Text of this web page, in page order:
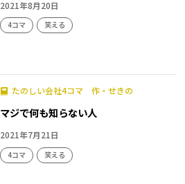
2021年8月20日
4コマ 笑える
たのしい会社4コマ 作・せきの
マジで何も知らない人
2021年7月21日
4コマ 笑える